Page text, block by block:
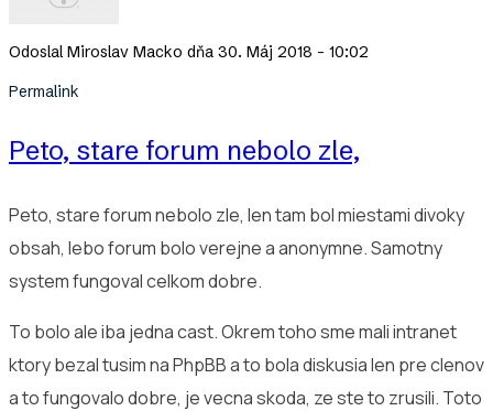
OdoslalMiroslav Macko dňa 30. Máj 2018 - 10:02
Permalink
Peto, stare forum nebolo zle,
Peto, stare forum nebolo zle, len tam bol miestami divoky
obsah, lebo forum bolo verejne a anonymne. Samotny
system fungoval celkom dobre.
To bolo ale iba jedna cast. Okrem toho sme mali intranet
ktory bezal tusim na PhpBB a to bola diskusia len pre clenov
a to fungovalo dobre, je vecna skoda, ze ste to zrusili. Toto